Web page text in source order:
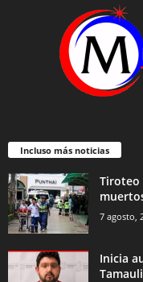
Incluso más noticias
Tiroteo
7 agosto,
Inicia